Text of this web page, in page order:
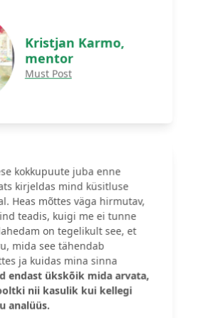
Kristjan Karmo,
mentor
Must Post
kokkupuute juba enne
kirjeldas mind küsitluse
Heas mõttes väga hirmutav,
teadis, kuigi me ei tunne
on tegelikult see, et
mida see tähendab
ja kuidas mina sinna
endast ükskõik mida arvata,
nii kasulik kui kellegi
analüüs.